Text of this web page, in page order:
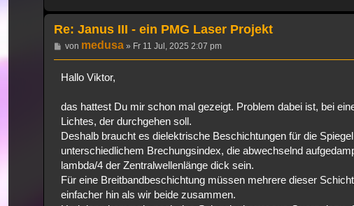
Re: Janus III - ein PMG Laser Projekt
Beitrag
von medusa» Fr 11 Jul, 2025 2:07 pm
Hallo Viktor,
das hattest Du mir schon mal gezeigt. Problem dabei ist, bei
Lichtes, der durchgehen soll.
Deshalb braucht es dielektrische Beschichtungen für die
unterschiedlichem Brechungsindex, die abwechselnd
lambda/4 der Zentralwellenlänge dick sein.
Für eine Breitbandbeschichtung müssen mehrere dieser
einfacher hin als wir beide zusammen.